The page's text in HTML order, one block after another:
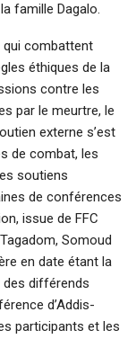
famille Dagalo.
qui combattent
éthiques de la
contre les
par le meurtre, le
externe s’est
de combat, les
soutiens
de conférences
issue de FFC
Somoud
en date étant la
des différends
d’Addis-
participants et les